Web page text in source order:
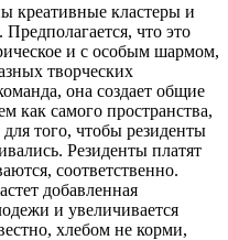
креативные кластеры и
что это
и с особым шармом,
творческих
она создает общие
как самого пространства,
для того, чтобы резиденты
Резиденты платят
соответственно.
добавленная
и увеличивается
хлебом не корми,